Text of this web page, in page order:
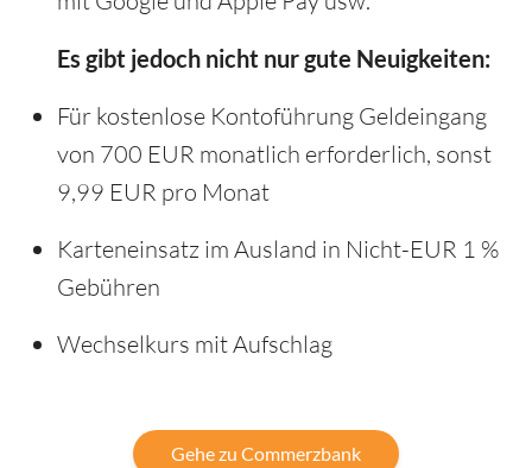
Es gibt jedoch nicht nur gute Neuigkeiten:
Für kostenlose Kontoführung Geldeingang
von 700 EUR monatlich erforderlich, sonst
9,99 EUR pro Monat
Karteneinsatz im Ausland in Nicht-EUR 1 %
Gebühren
Wechselkurs mit Aufschlag
Gehe zu Commerzbank